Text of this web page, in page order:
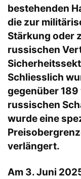
bestehenden
die zur
Stärkung oder
russischen
Schliesslich
gegenüber
russischen
wurde eine
verlängert.
Am 3. Juni